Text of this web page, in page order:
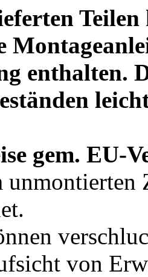
enthalten.
gem. EU-
von